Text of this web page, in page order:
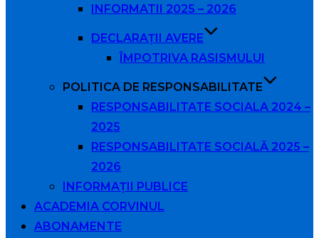
INFORMATII 2025 – 2026
DECLARAȚII AVERE
ÎMPOTRIVA RASISMULUI
POLITICA DE RESPONSABILITATE
RESPONSABILITATE SOCIALA 2024 –
2025
RESPONSABILITATE SOCIALĂ 2025 –
2026
INFORMAȚII PUBLICE
ACADEMIA CORVINUL
ABONAMENTE